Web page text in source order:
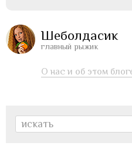
Шеболдасик
главный рыжик
О нас и об этом